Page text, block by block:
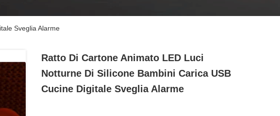
Sveglia Alarme
Ratto Di Cartone Animato LED Luci
Notturne Di Silicone Bambini Carica USB
Cucine Digitale Sveglia Alarme